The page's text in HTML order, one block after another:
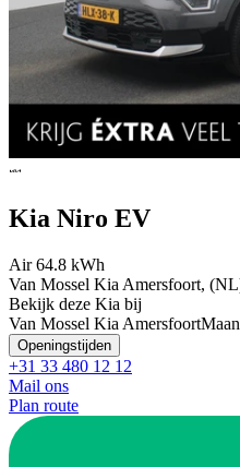
Kia Niro EV
Air 64.8 kWh
Van Mossel Kia Amersfoort,
Bekijk deze Kia bij
Van Mossel Kia Amersfoort
Openingstijden
+31 33 480 12 12
Mail ons
Plan route